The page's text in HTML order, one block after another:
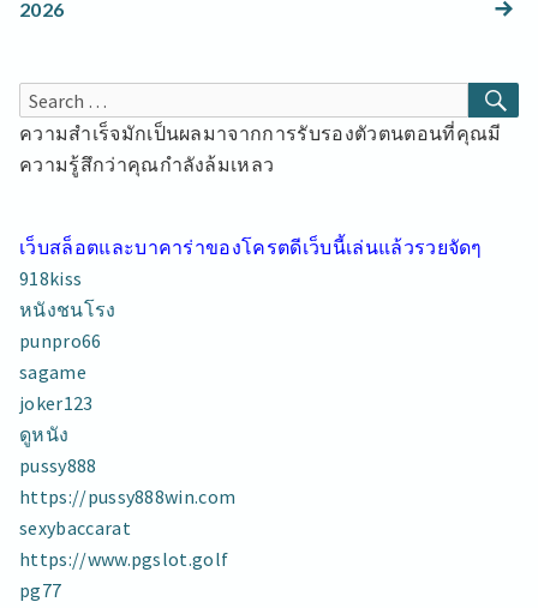
2026
Search
for:
ความสำเร็จมักเป็นผลมาจากการรับรองตัวตนตอนที่คุณมี
ความรู้สึกว่าคุณกำลังล้มเหลว
เว็บสล็อตและบาคาร่าของโครตดีเว็บนี้เล่นแล้วรวยจัดๆ
918kiss
หนังชนโรง
punpro66
sagame
joker123
ดูหนัง
pussy888
https://pussy888win.com
sexybaccarat
https://www.pgslot.golf
pg77